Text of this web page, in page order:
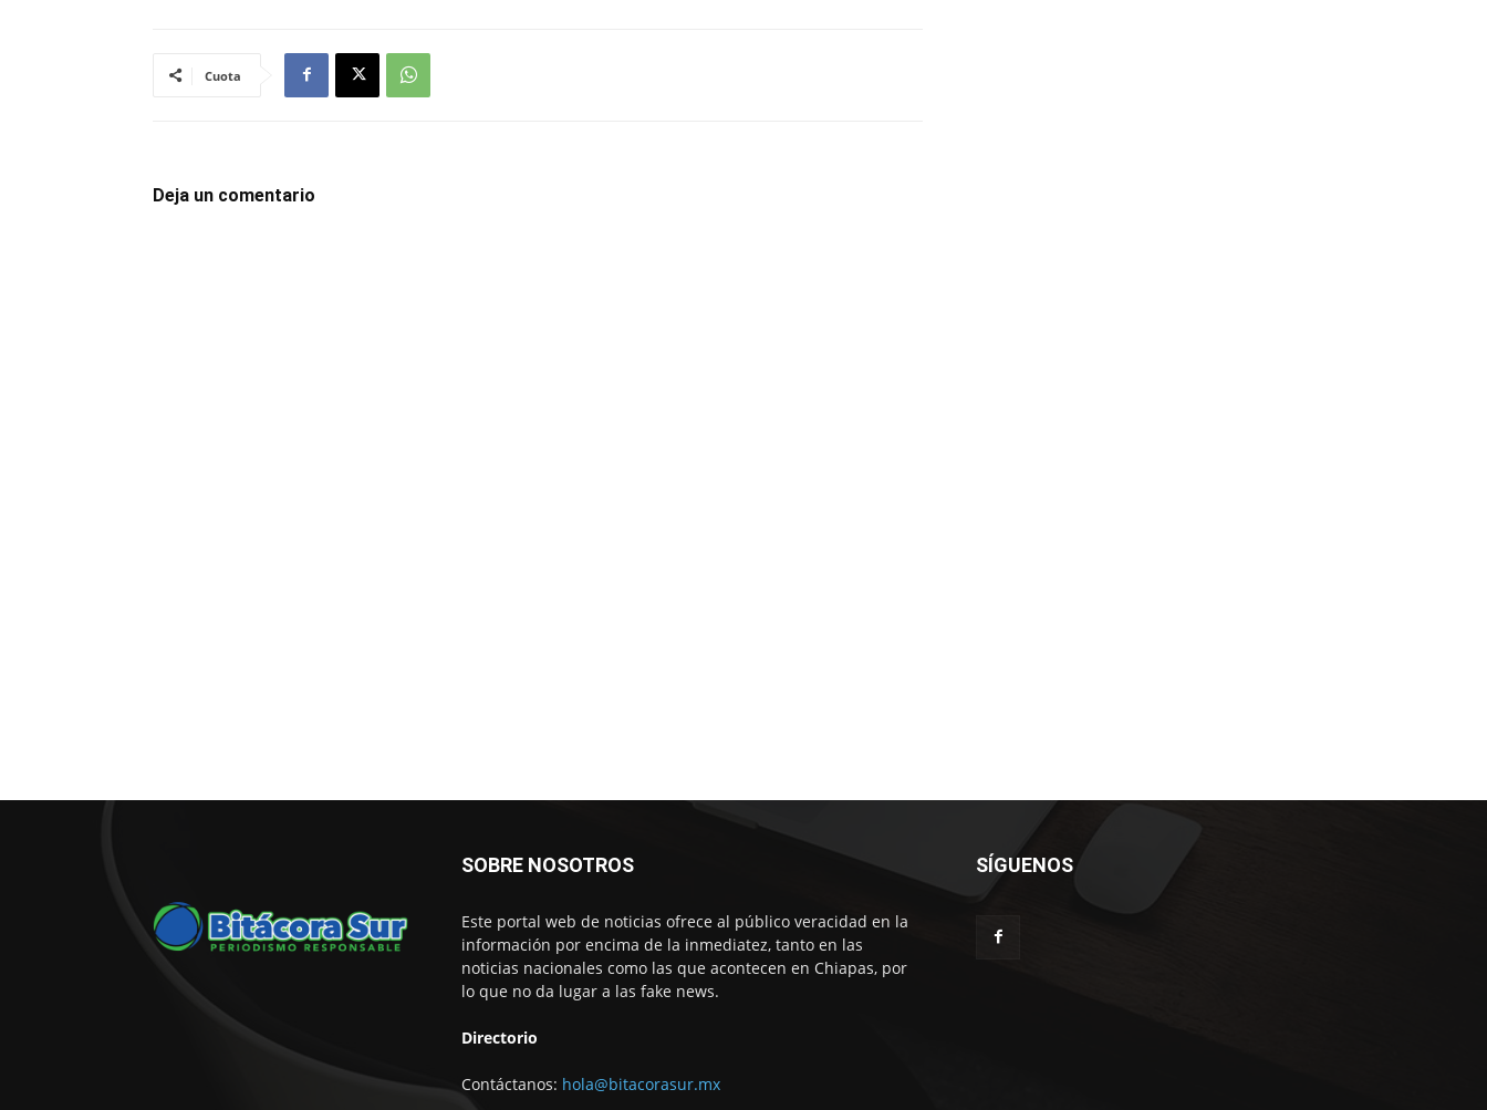
Cuota
Deja un comentario
SOBRE NOSOTROS
Este portal web de noticias ofrece al público veracidad en la
información por encima de la inmediatez, tanto en las
noticias nacionales como las que acontecen en Chiapas, por
lo que no da lugar a las fake news.
Directorio
Contáctanos: hola@bitacorasur.mx
SÍGUENOS